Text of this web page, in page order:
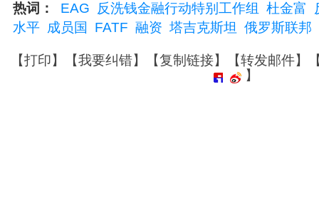
热词： EAG 反洗钱金融行动特别工作组 杜金富
水平 成员国 FATF 融资 塔吉克斯坦 俄罗斯联邦
【打印】【我要纠错】【复制链接】【转发邮件】
】